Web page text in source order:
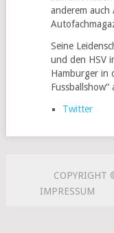
anderem auch
Seine
und den HSV
Hamburger in
Fussballshow“
Twitter
COPYRIGHT
IMPRESSUM